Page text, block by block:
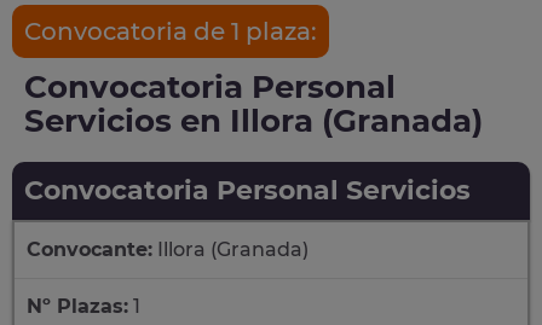
Convocatoria de 1 plaza:
Convocatoria Personal
Servicios en Illora (Granada)
Convocatoria Personal Servicios
Convocante: Illora (Granada)
Nº Plazas: 1